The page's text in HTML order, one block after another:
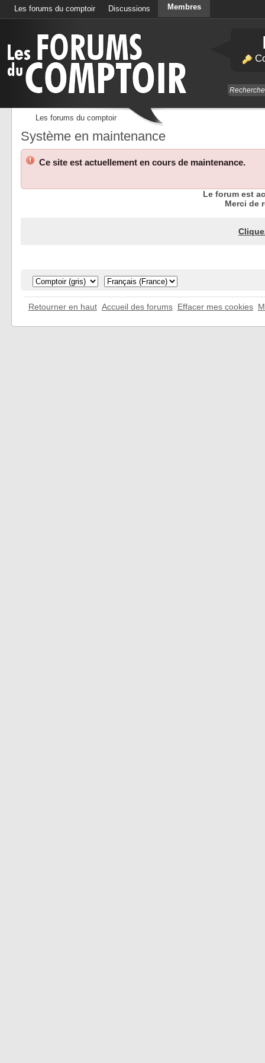
Les forums du comptoir Discussions Membres
Les forums du comptoir
Système en maintenance
Ce site est actuellement en cours de maintenance.
Le forum est
Merci de
Retourner en haut Accueil des forums Effacer mes cookies